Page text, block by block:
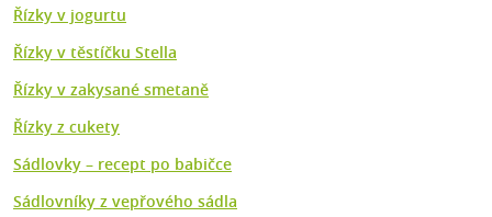
Řízky v jogurtu
Řízky v těstíčku Stella
Řízky v zakysané smetaně
Řízky z cukety
Sádlovky – recept po babičce
Sádlovníky z vepřového sádla